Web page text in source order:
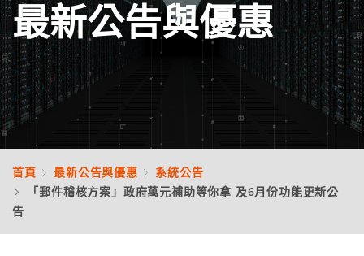
最新公告與優惠
首頁 最新公告與優惠
系統公告
「郵件稽核方案」政府萬元補助等你拿 及6月份功能更新公
告